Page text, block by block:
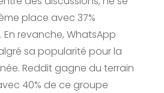
place avec 37%
En revanche, WhatsApp
sa popularité pour la
Reddit gagne du terrain
40% de ce groupe